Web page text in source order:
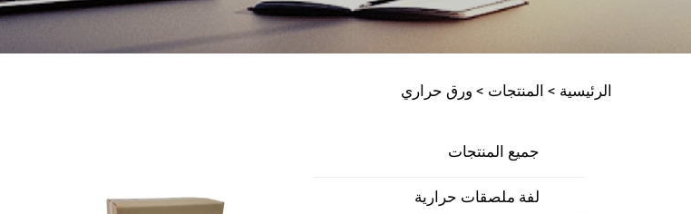
الرئيسية > المنتجات > ورق حراري
جميع المنتجات
لفة ملصقات حرارية